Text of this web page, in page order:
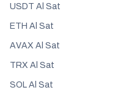
USDT Al Sat
ETH Al Sat
AVAX Al Sat
TRX Al Sat
SOL Al Sat